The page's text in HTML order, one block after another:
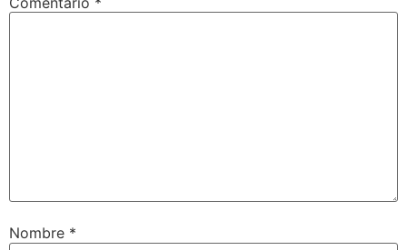
Nombre *